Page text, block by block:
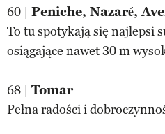
60 | Peniche, Nazaré,
To tu spotykają się najlepsi
osiągające nawet 30 m
68 | Tomar
Pełna radości i